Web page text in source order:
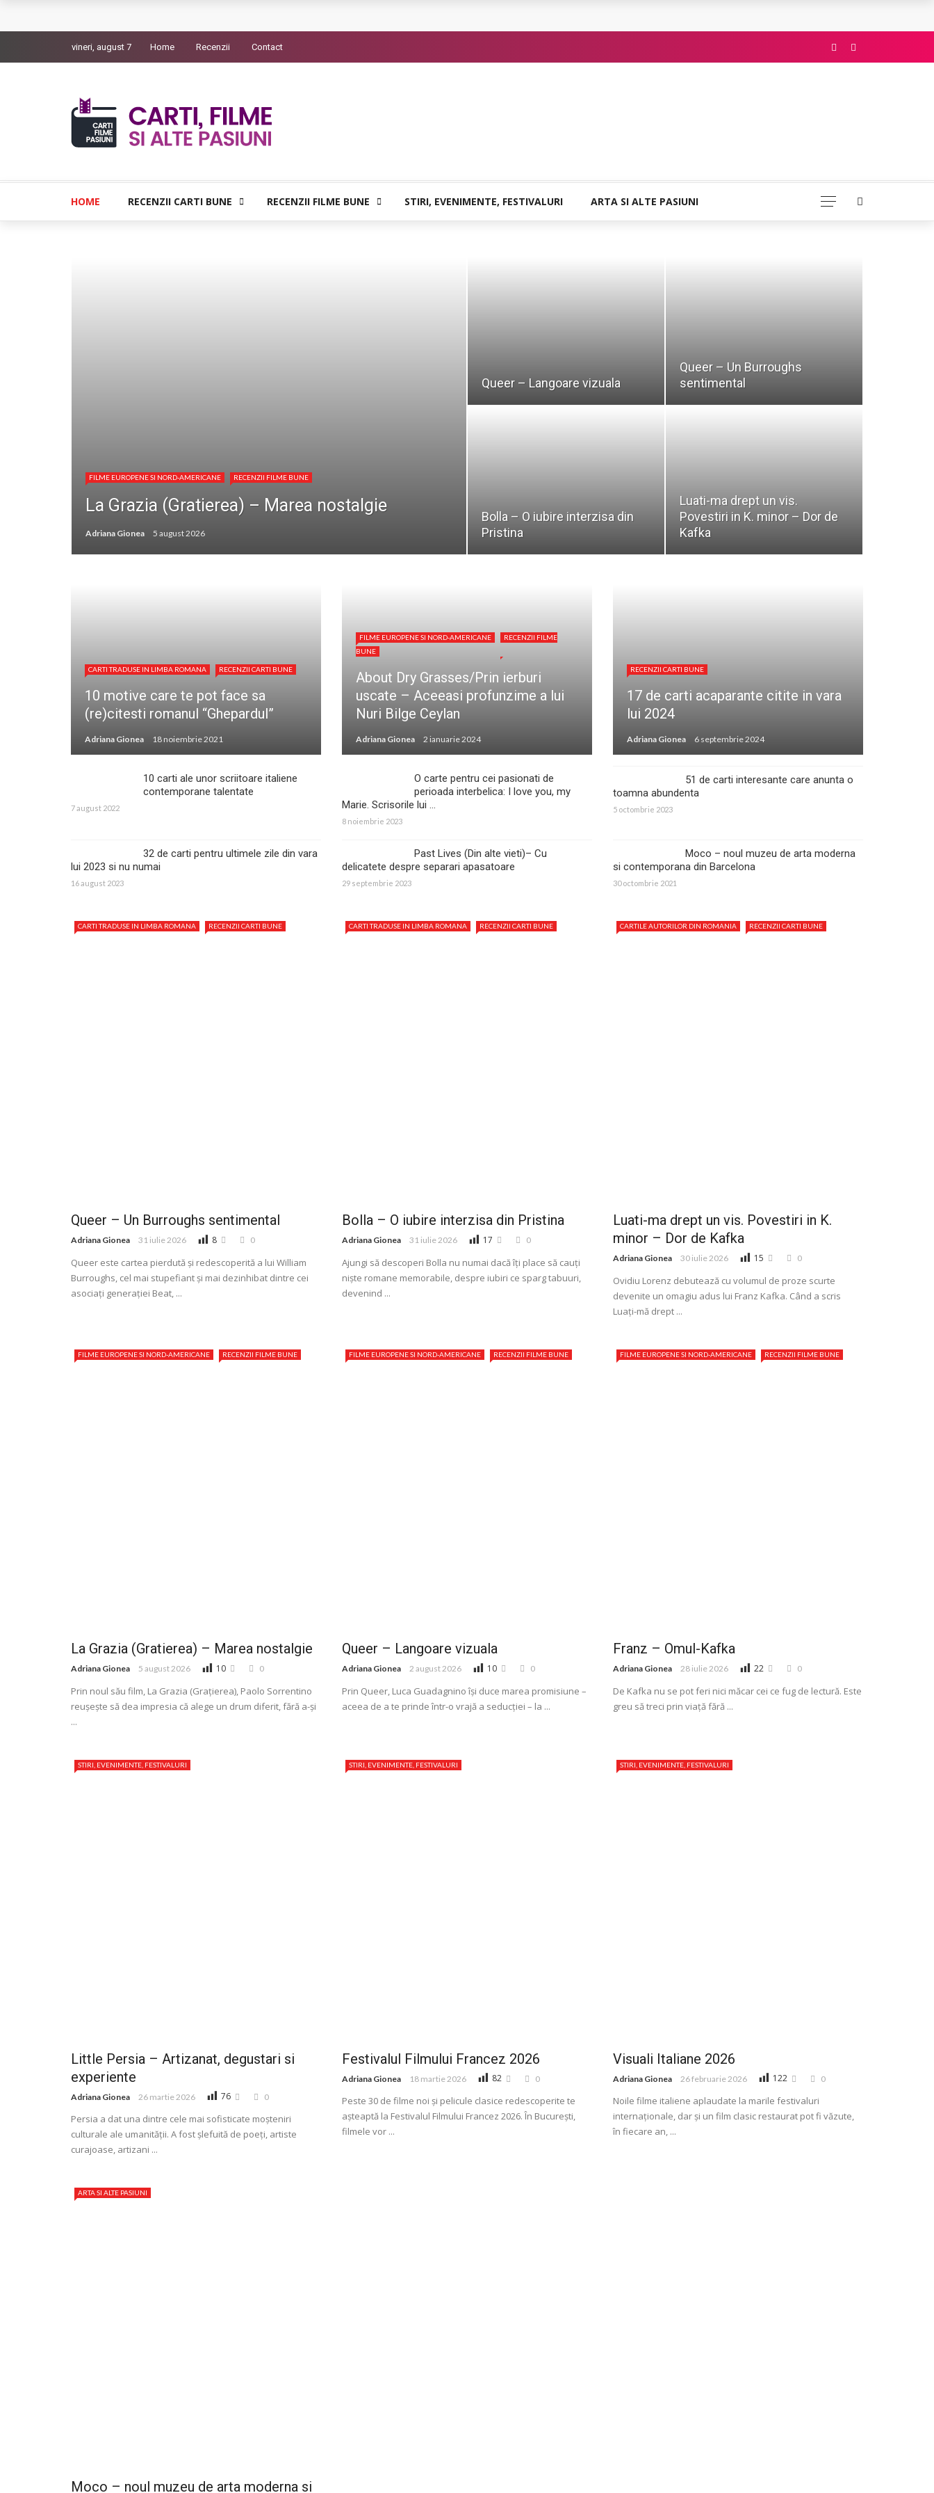
Bolla – O iubire interzisa din Pristina
Indragostitii de Franz K. – Justitiarii literaturii
Un artist al foamei – Prozele de la final
vineri, august 7 Home Recenzii Contact
HOME RECENZII CARTI BUNE RECENZII FILME BUNE STIRI, EVENIMENTE, FESTIVALURI ARTA SI ALTE PASIUNI
FILME EUROPENE SI NORD-AMERICANE RECENZII FILME BUNE
La Grazia (Gratierea) – Marea nostalgie
Adriana Gionea 5 august 2026
Queer – Langoare vizuala
Queer – Un Burroughs
sentimental
Bolla – O iubire interzisa din
Pristina
Luati-ma drept un vis.
Povestiri in K. minor – Dor de
Kafka
CARTI TRADUSE IN LIMBA ROMANA RECENZII CARTI BUNE
10 motive care te pot face sa
(re)citesti romanul “Ghepardul”
Adriana Gionea 18 noiembrie 2021
FILME EUROPENE SI NORD-AMERICANE
RECENZII FILME
BUNE
About Dry Grasses/Prin ierburi
uscate – Aceeasi profunzime a lui
Nuri Bilge Ceylan
Adriana Gionea 2 ianuarie 2024
RECENZII CARTI BUNE
17 de carti acaparante citite in vara
lui 2024
Adriana Gionea 6 septembrie 2024
10 carti ale unor scriitoare italiene
contemporane talentate
7 august 2022
O carte pentru cei pasionati de
perioada interbelica: I love you, my
Marie. Scrisorile lui ...
8 noiembrie 2023
51 de carti interesante care anunta o
toamna abundenta
5 octombrie 2023
32 de carti pentru ultimele zile din vara
lui 2023 si nu numai
16 august 2023
Past Lives (Din alte vieti)– Cu
delicatete despre separari apasatoare
29 septembrie 2023
Moco – noul muzeu de arta moderna
si contemporana din Barcelona
30 octombrie 2021
CARTI TRADUSE IN LIMBA ROMANA RECENZII CARTI BUNE
Queer – Un Burroughs sentimental
Adriana Gionea 31 iulie 2026 8 0
Queer este cartea pierdută și redescoperită a lui William
Burroughs, cel mai stupefiant și mai dezinhibat dintre cei
asociați generației Beat, ...
CARTI TRADUSE IN LIMBA ROMANA RECENZII CARTI BUNE
Bolla – O iubire interzisa din Pristina
Adriana Gionea 31 iulie 2026 17 0
Ajungi să descoperi Bolla nu numai dacă îţi place să cauţi
niște romane memorabile, despre iubiri ce sparg tabuuri,
devenind ...
CARTILE AUTORILOR DIN ROMANIA RECENZII CARTI BUNE
Luati-ma drept un vis. Povestiri in K.
minor – Dor de Kafka
Adriana Gionea 30 iulie 2026 15 0
Ovidiu Lorenz debutează cu volumul de proze scurte
devenite un omagiu adus lui Franz Kafka. Când a scris
Luaţi-mă drept ...
FILME EUROPENE SI NORD-AMERICANE RECENZII FILME BUNE
La Grazia (Gratierea) – Marea nostalgie
Adriana Gionea 5 august 2026 10 0
Prin noul său film, La Grazia (Graţierea), Paolo Sorrentino
reușește să dea impresia că alege un drum diferit, fără a-și
...
FILME EUROPENE SI NORD-AMERICANE RECENZII FILME BUNE
Queer – Langoare vizuala
Adriana Gionea 2 august 2026 10 0
Prin Queer, Luca Guadagnino își duce marea promisiune –
aceea de a te prinde într-o vrajă a seducției – la ...
FILME EUROPENE SI NORD-AMERICANE RECENZII FILME BUNE
Franz – Omul-Kafka
Adriana Gionea 28 iulie 2026 22 0
De Kafka nu se pot feri nici măcar cei ce fug de lectură. Este
greu să treci prin viață fără ...
STIRI, EVENIMENTE, FESTIVALURI
Little Persia – Artizanat, degustari si
experiente
Adriana Gionea 26 martie 2026 76 0
Persia a dat una dintre cele mai sofisticate moșteniri
culturale ale umanității. A fost șlefuită de poeți, artiste
curajoase, artizani ...
STIRI, EVENIMENTE, FESTIVALURI
Festivalul Filmului Francez 2026
Adriana Gionea 18 martie 2026 82 0
Peste 30 de filme noi și pelicule clasice redescoperite te
așteaptă la Festivalul Filmului Francez 2026. În București,
filmele vor ...
STIRI, EVENIMENTE, FESTIVALURI
Visuali Italiane 2026
Adriana Gionea 26 februarie 2026 122 0
Noile filme italiene aplaudate la marile festivaluri
internaţionale, dar și un film clasic restaurat pot fi văzute,
în fiecare an, ...
ARTA SI ALTE PASIUNI
Moco – noul muzeu de arta moderna si